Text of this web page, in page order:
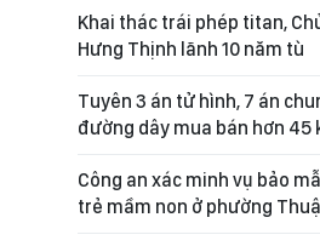
Khai thác trái phép titan,
Hưng Thịnh lãnh 10 năm tù
Tuyên 3 án tử hình, 7 án
đường dây mua bán hơn 45
Công an xác minh vụ bảo
trẻ mầm non ở phường